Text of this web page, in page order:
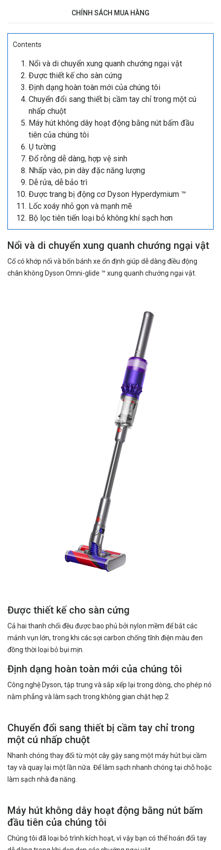
CHÍNH SÁCH MUA HÀNG
Contents
Nổi và di chuyển xung quanh chướng ngại vật
Được thiết kế cho sàn cứng
Định dạng hoàn toàn mới của chúng tôi
Chuyển đổi sang thiết bị cầm tay chỉ trong một cú
nhấp chuột
Máy hút không dây hoạt động bằng nút bấm đầu
tiên của chúng tôi
Ụ tường
Đổ rỗng dễ dàng, hợp vệ sinh
Nhấp vào, pin dày đặc năng lượng
Dễ rửa, dễ bảo trì
Được trang bị động cơ Dyson Hyperdymium ™
Lốc xoáy nhỏ gọn và mạnh mẽ
Bộ lọc tiên tiến loại bỏ không khí sạch hơn
Nổi và di chuyển xung quanh chướng ngại vật
Cổ có khớp nối và bốn bánh xe ổn định giúp dễ dàng điều động
chân không Dyson Omni-glide ™ xung quanh chướng ngại vật.
Được thiết kế cho sàn cứng
Cả hai thanh chổi đều được bao phủ bởi nylon mềm để bắt các
mảnh vụn lớn, trong khi các sợi carbon chống tĩnh điện màu đen
đồng thời loại bỏ bụi mịn.
Định dạng hoàn toàn mới của chúng tôi
Công nghệ Dyson, tập trung và sắp xếp lại trong dòng, cho phép nó
nằm phẳng và làm sạch trong không gian chật hẹp.2
Chuyển đổi sang thiết bị cầm tay chỉ trong
một cú nhấp chuột
Nhanh chóng thay đổi từ một cây gậy sang một máy hút bụi cầm
tay và quay lại một lần nữa. Để làm sạch nhanh chóng tại chỗ hoặc
làm sạch nhà đa năng.
Máy hút không dây hoạt động bằng nút bấm
đầu tiên của chúng tôi
Chúng tôi đã loại bỏ trình kích hoạt, vì vậy bạn có thể hoán đổi tay